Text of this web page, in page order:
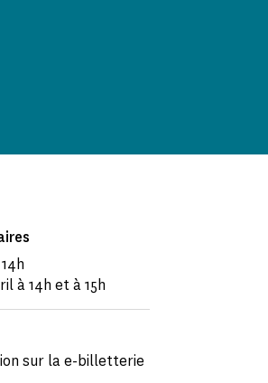
à 14h et à 15h
sur la e-billetterie